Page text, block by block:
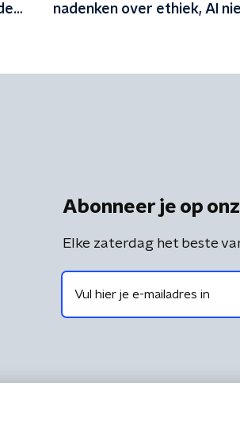
nadenken over ethiek, AI
Abonneer je op
Elke zaterdag het beste